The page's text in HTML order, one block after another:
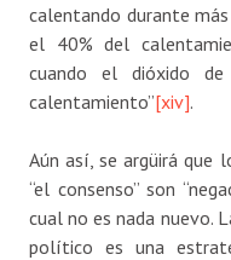
calentando durante
el 40% del
cuando el dióxido
calentamiento”[xiv].
Aún así, se argüirá que
“el consenso” son
cual no es nada nuevo.
político es una